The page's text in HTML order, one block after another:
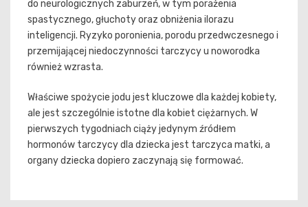
do neurologicznych zaburzeń, w tym porażenia
spastycznego, głuchoty oraz obniżenia ilorazu
inteligencji. Ryzyko poronienia, porodu przedwczesnego i
przemijającej niedoczynności tarczycy u noworodka
również wzrasta.
Właściwe spożycie jodu jest kluczowe dla każdej kobiety,
ale jest szczególnie istotne dla kobiet ciężarnych. W
pierwszych tygodniach ciąży jedynym źródłem
hormonów tarczycy dla dziecka jest tarczyca matki, a
organy dziecka dopiero zaczynają się formować.